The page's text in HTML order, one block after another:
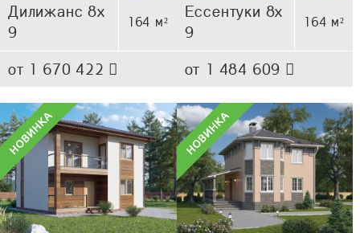
Дилижанс 8х
9
164 м²
от 1 670 422
Ессентуки 8х
9
164 м²
от 1 484 609